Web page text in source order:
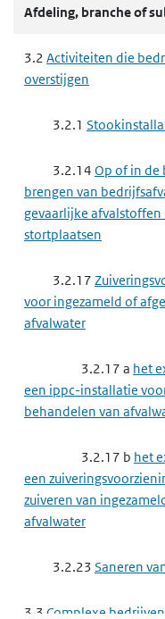
een ippc-installatie voor
3.3.6 c
installatie voor het
3.3.6 dhet
een ippc-installatie
verwerken van
het aanbrengen van
gesmolten metaal
een ippc-installatie
of gieten van
een andere
installatie voor het
van ferrometalen
een ippc-installatie
concentraat of
Afdeling, branche of
3.2 Activiteiten die
overstijgen
3.2.1
3.2.14 Op of in de
brengen van
gevaarlijke afvalstoffen
stortplaatsen
3.2.17
voor ingezameld of
afvalwater
3.2.17 a het
een ippc-installatie
behandelen van
3.2.17 b het
een
zuiveren van
afvalwater
3.2.23 Saneren
3.3 Complexe bedrijven